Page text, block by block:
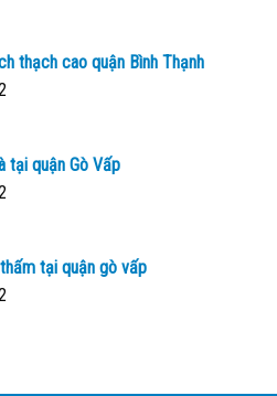
thạch cao quận Bình Thạnh
tại quận Gò Vấp
tại quận gò vấp